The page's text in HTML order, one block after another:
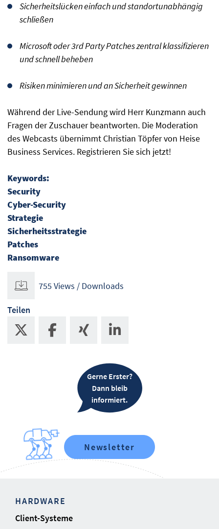
Sicherheitslücken einfach und standortunabhängig
schließen
Microsoft oder 3rd Party Patches zentral klassifizieren
und schnell beheben
Risiken minimieren und an Sicherheit gewinnen
Während der Live-Sendung wird Herr Kunzmann auch
Fragen der Zuschauer beantworten. Die Moderation
des Webcasts übernimmt Christian Töpfer von Heise
Business Services. Registrieren Sie sich jetzt!
Keywords:
Security
Cyber-Security
Strategie
Sicherheitsstrategie
Patches
Ransomware
755 Views / Downloads
Teilen
Gerne Erster?
Dann bleib
informiert.
Newsletter
HARDWARE
Client-Systeme